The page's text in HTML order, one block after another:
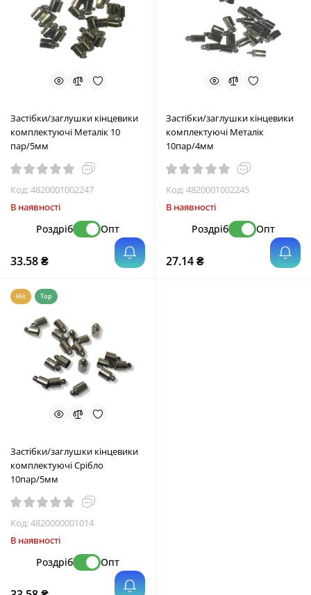
Застібки/заглушки кінцевики
комплектуючі Металік 10
пар/5мм
Код:4820001002247
В наявності
Роздріб Опт
33.58 ₴
Застібки/заглушки кінцевики
комплектуючі Металік
10пар/4мм
Код:4820001002245
В наявності
Роздріб Опт
27.14 ₴
Hit Top
Застібки/заглушки кінцевики
комплектуючі Срібло
10пар/5мм
Код:4820000001014
В наявності
Роздріб Опт